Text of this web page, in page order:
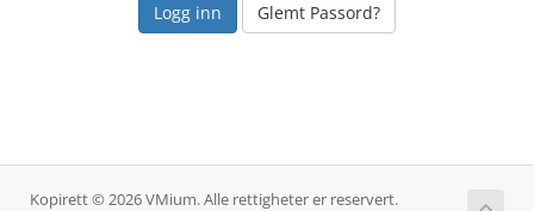
Glemt Passord?
Kopirett © 2026 VMium. Alle rettigheter er reservert.